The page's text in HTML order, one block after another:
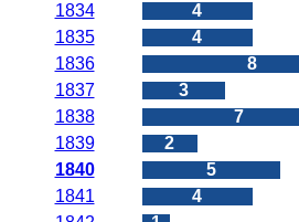
1834
4
1835
4
1836
8
1837
3
1838
7
1839
2
1840
5
1841
4